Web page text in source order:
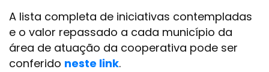
A lista completa de iniciativas contempladas
e o valor repassado a cada município da
área de atuação da cooperativa pode ser
conferido neste link.